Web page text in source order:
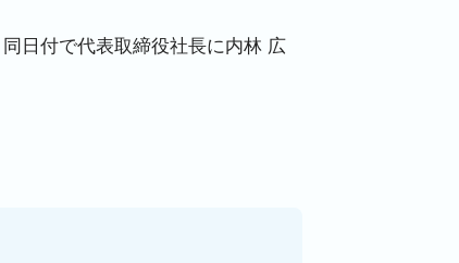
日付で代表取締役社長に内林 広